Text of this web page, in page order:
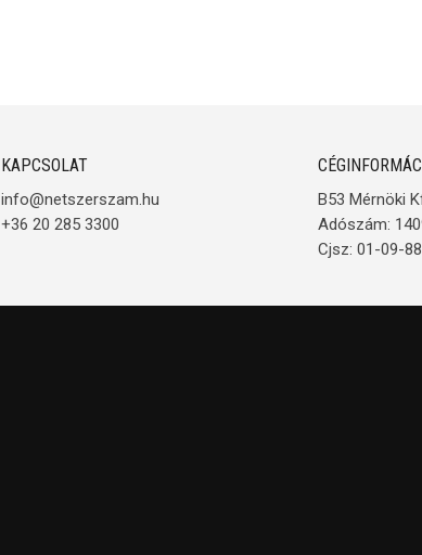
KAPCSOLAT
info@netszerszam.hu
+36 20 285 3300
B53 Mérnöki
Adószám:
Cjsz: 01-09-